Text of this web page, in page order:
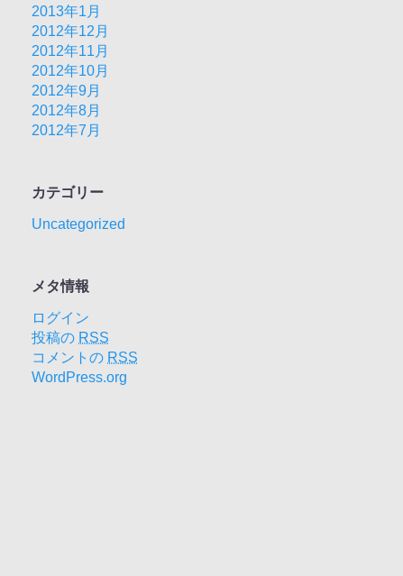
2013年1月
2012年12月
2012年11月
2012年10月
2012年9月
2012年8月
2012年7月
カテゴリー
Uncategorized
メタ情報
ログイン
投稿の RSS
コメントの RSS
WordPress.org